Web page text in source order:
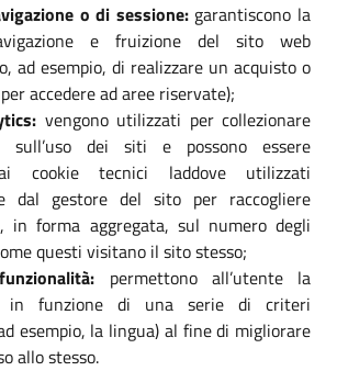
o di sessione:garantiscono la
e fruizione del sito web
ad esempio, di realizzare un acquisto o
accedere ad aree riservate);
vengono utilizzati per collezionare
sull’uso dei siti e possono essere
cookie tecnici laddove utilizzati
dal gestore del sito per raccogliere
in forma aggregata, sul numero degli
questi visitano il sito stesso;
permettono all’utente la
in funzione di una serie di criteri
esempio, la lingua) al fine di migliorare
allo stesso.